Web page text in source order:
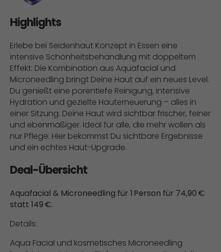
Highlights
Erlebe bei Seidenhaut Konzept in Essen eine
intensive Schönheitsbehandlung mit doppeltem
Effekt: Die Kombination aus Aquafacial und
Microneedling bringt Deine Haut auf ein neues Level.
Du genießt eine porentiefe Reinigung, intensive
Hydration und gezielte Hauterneuerung – alles in
einer Sitzung. Deine Haut wird sichtbar frischer, feiner
und ebenmäßiger. Ideal für alle, die mehr wollen als
nur Pflege: Hier bekommst Du sichtbare Ergebnisse
und ein echtes Haut-Upgrade.
Deal-Übersicht
Aquafacial & Microneedling für 1 Person für 74,90 €
statt 149 €.
Details:
Aqua Facial und kosmetisches Microneedling